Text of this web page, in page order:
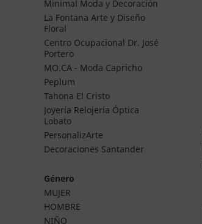
Minimal Moda y Decoración
La Fontana Arte y Diseño
Floral
Centro Ocupacional Dr. José
Portero
MO.CA - Moda Capricho
Peplum
Tahona El Cristo
Joyería Relojería Óptica
Lobato
PersonalizArte
Decoraciones Santander
Género
MUJER
HOMBRE
NIÑO